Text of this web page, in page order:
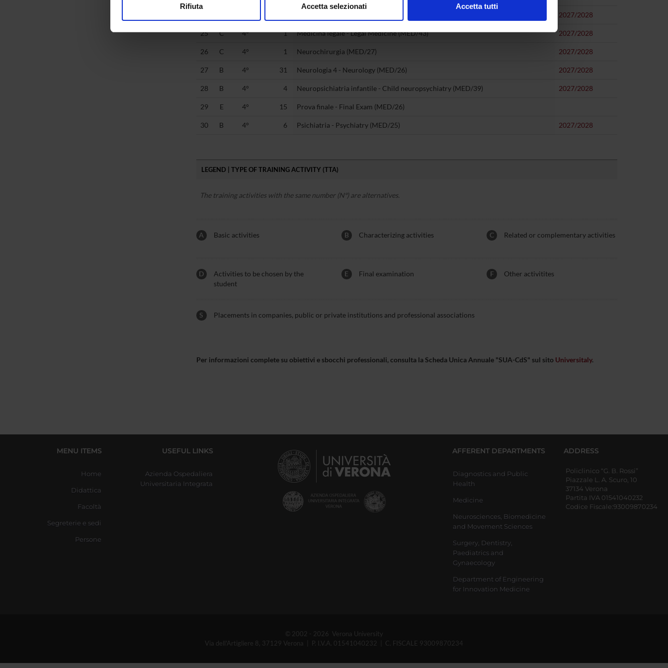
di analisi dei dati web, pubblicità e social media, i quali potrebbero combinarle con altre informazioni che hai fornito loro o
che hanno raccolto dal tuo utilizzo dei loro servizi.
Rifiuta Accetta selezionati Accetta tutti
2027/2028
25 C 4° 1 Medicina legale - Legal Medicine (MED/43) 2027/2028
26 C 4° 1 Neurochirurgia (MED/27) 2027/2028
27 B 4° 31 Neurologia 4 - Neurology (MED/26) 2027/2028
28 B 4° 4 Neuropsichiatria infantile - Child neuropsychiatry (MED/39) 2027/2028
29 E 4° 15 Prova finale - Final Exam (MED/26)
30 B 4° 6 Psichiatria - Psychiatry (MED/25) 2027/2028
LEGEND | TYPE OF TRAINING ACTIVITY (TTA)
The training activities with the same number (Nº) are alternatives.
A Basic activities B Characterizing activities C Related or complementary activities
D
Activities to be chosen by the
student
E Final examination F Other activitites
S Placements in companies, public or private institutions and professional associations
Per informazioni complete su obiettivi e sbocchi professionali, consulta la Scheda Unica Annuale "SUA-CdS" sul sito Universitaly.
MENU ITEMS
Home
Didattica
Facoltà
Segreterie e sedi
Persone
USEFUL LINKS
Azienda Ospedaliera
Universitaria Integrata
AFFERENT DEPARTMENTS
Diagnostics and Public
Health
Medicine
Neurosciences, Biomedicine
and Movement Sciences
Surgery, Dentistry,
Paediatrics and
Gynaecology
Department of Engineering
for Innovation Medicine
ADDRESS
Policlinico “G. B. Rossi”
Piazzale L. A. Scuro, 10
37134 Verona
Partita IVA 01541040232
Codice Fiscale:93009870234
© 2002 - 2026 Verona University
Via dell'Artigliere 8, 37129 Verona | P. I.V.A. 01541040232 | C. FISCALE 93009870234